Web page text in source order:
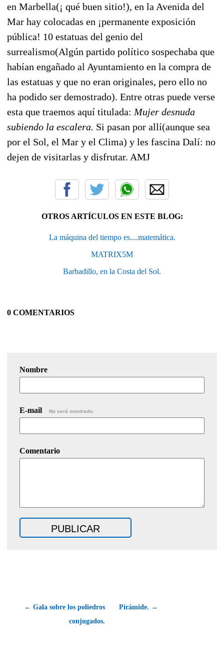
en Marbella(¡ qué buen sitio!), en la Avenida del
Mar hay colocadas en ¡permanente exposición
pública! 10 estatuas del genio del
surrealismo(Algún partido político sospechaba que
habían engañado al Ayuntamiento en la compra de
las estatuas y que no eran originales, pero ello no
ha podido ser demostrado). Entre otras puede verse
esta que traemos aquí titulada: Mujer desnuda
subiendo la escalera. Si pasan por allí(aunque sea
por el Sol, el Mar y el Clima) y les fascina Dalí: no
dejen de visitarlas y disfrutar. AMJ
OTROS ARTÍCULOS EN ESTE BLOG:
La máquina del tiempo es....matemática.
MATRIX5M
Barbadillo, en la Costa del Sol.
0 COMENTARIOS
Nombre
E-mail No será mostrado.
Comentario
← Gala sobre los poliedros
conjugados.
Pirámide. →